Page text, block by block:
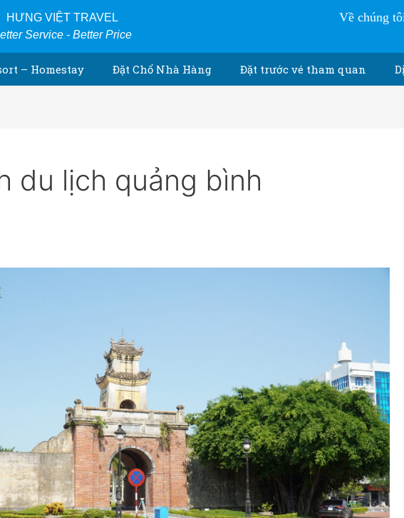
HƯNG VIỆT TRAVEL
Service - Better Price
Về chúng
– Homestay Đặt Chổ Nhà Hàng Đặt trước vé tham quan
du lịch quảng bình